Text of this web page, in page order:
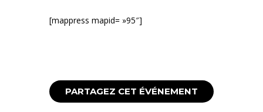
[mappress mapid= »95″]
PARTAGEZ CET ÉVÉNEMENT